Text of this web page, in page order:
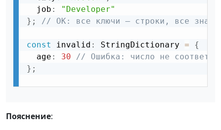
  job
:
"Developer"
} ; // OK: все ключи — строки, все
const invalid : StringDictionary =
{
  age
: 30
// Ошибка: число не
} ;
Пояснение: